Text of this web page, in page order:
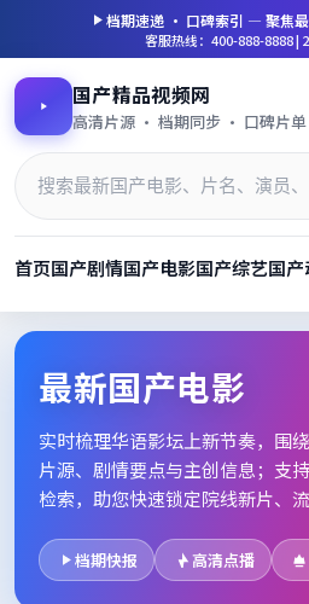
档期速递 · 口碑索引 — 聚焦
客服热线：400-888-8888 |
国产精品视频网
高清片源 · 档期同步 · 口碑片单
首页国产剧情国产电影国产综艺国产
最新国产电影_高
最新国产电影
实时梳理华语影坛上新节奏，围绕
片源、剧情要点与主创信息；支
检索，助您快速锁定院线新片、
档期快报 高清点播